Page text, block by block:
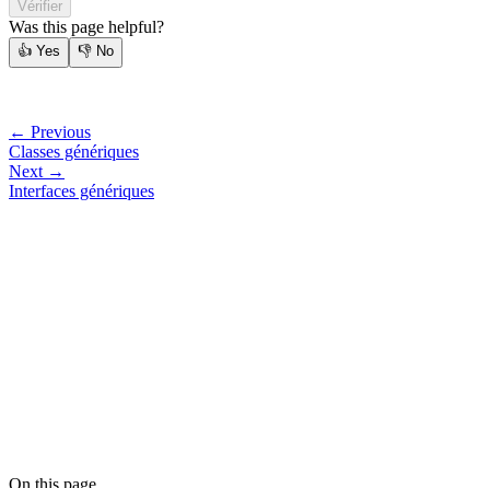
Vérifier
Was this page helpful?
👍 Yes 👎 No
← Previous
Classes génériques
Next →
Interfaces génériques
On this page